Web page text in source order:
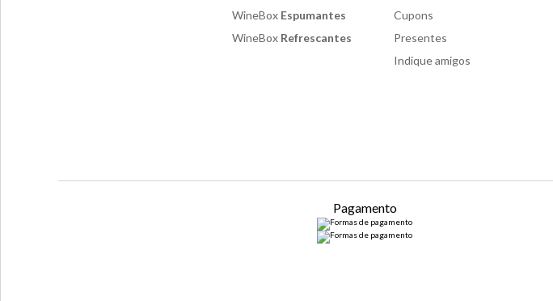
WineBox Espumantes
WineBox Refrescantes
Cupons
Presentes
Indique amigos
Pagamento